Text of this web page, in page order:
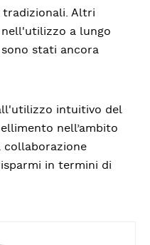
Altri
a lungo
stati ancora
intuitivo del
nell’ambito
collaborazione
in termini di